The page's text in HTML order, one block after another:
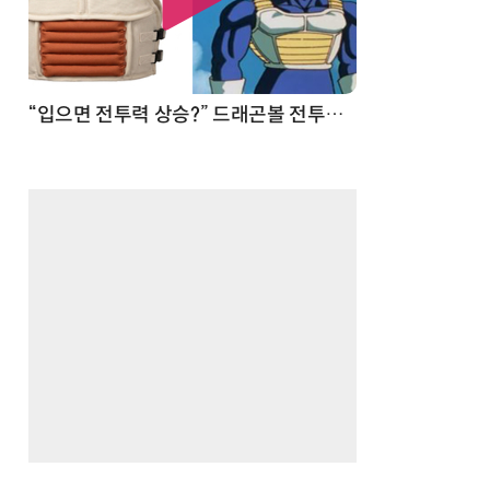
“입으면 전투력 상승?” 드래곤볼 전투복 닮은 중량조끼